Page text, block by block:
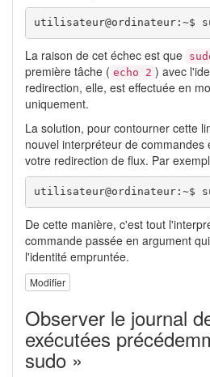
utilisateur@ordinateur:~$
La raison de cet échec est que
première tâche ( echo 2 ) avec
redirection, elle, est effectuée en
uniquement.
La solution, pour contourner cette
nouvel interpréteur de commandes
votre redirection de flux. Par
utilisateur@ordinateur:~$
De cette manière, c'est tout
commande passée en argument
l'identité empruntée.
Modifier
Observer le journal
exécutées
sudo »